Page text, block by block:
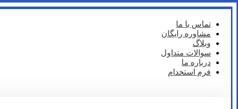
تماس با ما
مشاوره رایگان
وبلاگ
سوالات متداول
درباره ما
فرم استخدام